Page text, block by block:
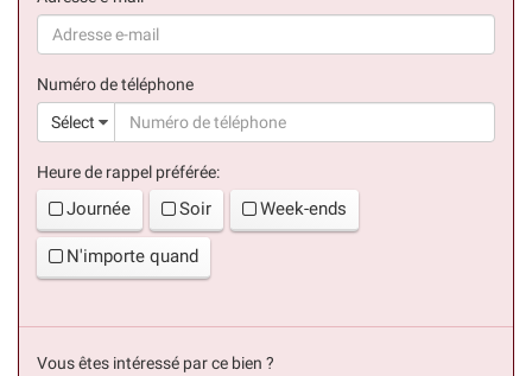
Numéro de téléphone
Sélect
Heure de rappel préférée:
Journée Soir Week-ends
N'importe quand
Vous êtes intéressé par ce bien ?